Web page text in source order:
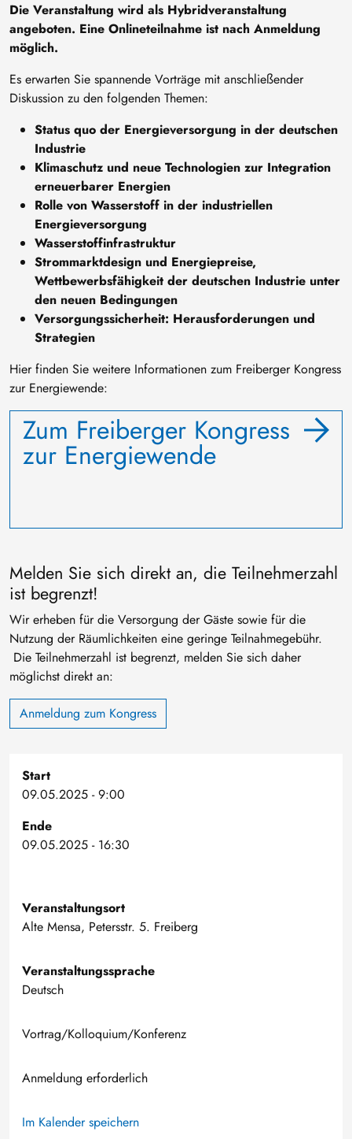
Die Veranstaltung wird als Hybridveranstaltung
angeboten. Eine Onlineteilnahme ist nach Anmeldung
möglich.
Es erwarten Sie spannende Vorträge mit anschließender
Diskussion zu den folgenden Themen:
Status quo der Energieversorgung in der deutschen
Industrie
Klimaschutz und neue Technologien zur Integration
erneuerbarer Energien
Rolle von Wasserstoff in der industriellen
Energieversorgung
Wasserstoffinfrastruktur
Strommarktdesign und Energiepreise,
Wettbewerbsfähigkeit der deutschen Industrie unter
den neuen Bedingungen
Versorgungssicherheit: Herausforderungen und
Strategien
Hier finden Sie weitere Informationen zum Freiberger Kongress
zur Energiewende:
Zum Freiberger Kongress
zur Energiewende
Melden Sie sich direkt an, die Teilnehmerzahl
ist begrenzt!
Wir erheben für die Versorgung der Gäste sowie für die
Nutzung der Räumlichkeiten eine geringe Teilnahmegebühr.
Die Teilnehmerzahl ist begrenzt, melden Sie sich daher
möglichst direkt an:
Anmeldung zum Kongress
Start
09.05.2025 - 9:00
Ende
09.05.2025 - 16:30
Veranstaltungsort
Alte Mensa, Petersstr. 5. Freiberg
Veranstaltungssprache
Deutsch
Vortrag/Kolloquium/Konferenz
Anmeldung erforderlich
Im Kalender speichern